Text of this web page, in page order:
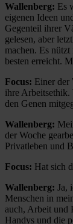
Wallenberg: Es
eigenen Ideen
Gegenteil ihrer
gelesen, aber
machen. Es
besten erreicht.
Focus: Einer der
ihre Arbeitsethik.
den Genen
Wallenberg:
der Woche
Privatleben und
Focus: Hat sich
Wallenberg: Ja,
Menschen in
auch, Arbeit und
Handys und die